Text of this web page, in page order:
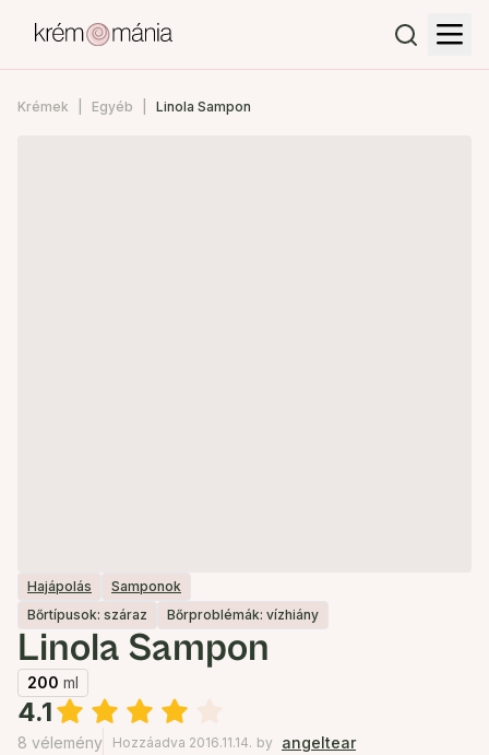
Krémek Egyéb Linola Sampon
Hajápolás
Samponok
Bőrtípusok: száraz
Bőrproblémák: vízhiány
Linola Sampon
200 ml
4.1
8 vélemény Hozzáadva 2016.11.14. by angeltear